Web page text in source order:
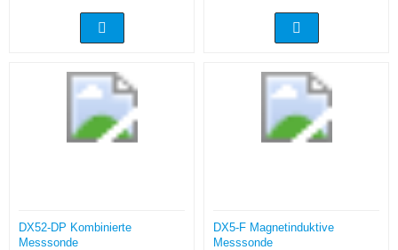
DX52-DP Kombinierte
Messsonde
DX5-F Magnetinduktive
Messsonde